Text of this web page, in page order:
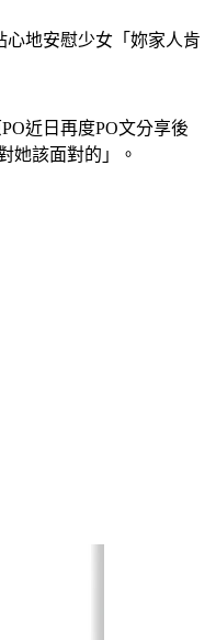
心地安慰少女「妳家人肯
近日再度PO文分享後
她該面對的」。